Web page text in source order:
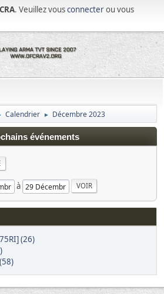
. Veuillez vousconnecterou vous
Calendrier ► Décembre 2023
événements
à
(26)